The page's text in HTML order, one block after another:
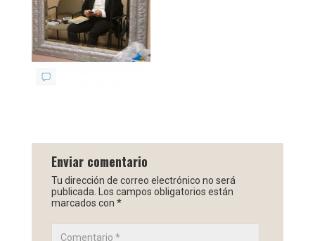
Enviar comentario
Tu dirección de correo electrónico no será
publicada.
Los campos obligatorios están
marcados con *